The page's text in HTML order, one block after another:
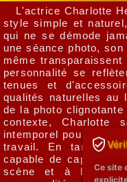
L'actrice Charlotte
style simple et
qui ne se démode
une séance photo,
même
personnalité se
tenues et
qualités naturelles au
de la photo
contexte, Charlotte
intemporel pour ravir
travail. En tant
capable de captiver
scène et à l'écran.
Ce site